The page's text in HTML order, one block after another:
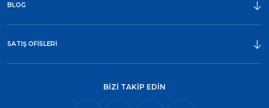
BİZİ TAKİP EDİN
BLOG
SATIŞ OFİSLERİ